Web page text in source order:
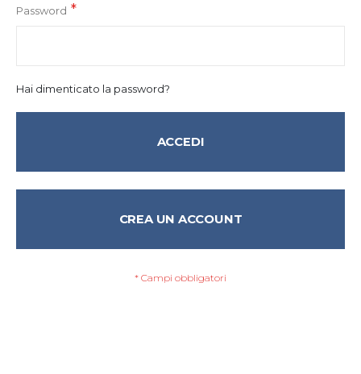
Password
Hai dimenticato la password?
ACCEDI
CREA UN ACCOUNT